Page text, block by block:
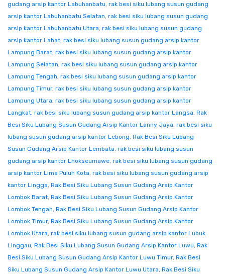
gudang arsip kantor Labuhanbatu, rak besi siku lubang susun gudang
arsip kantor Labuhanbatu Selatan, rak besi siku lubang susun gudang
arsip kantor Labuhanbatu Utara, rak besi siku lubang susun gudang
arsip kantor Lahat, rak besi siku lubang susun gudang arsip kantor
Lampung Barat, rak besi siku lubang susun gudang arsip kantor
Lampung Selatan, rak besi siku lubang susun gudang arsip kantor
Lampung Tengah, rak besi siku lubang susun gudang arsip kantor
Lampung Timur, rak besi siku lubang susun gudang arsip kantor
Lampung Utara, rak besi siku lubang susun gudang arsip kantor
Langkat, rak besi siku lubang susun gudang arsip kantor Langsa, Rak
Besi Siku Lubang Susun Gudang Arsip Kantor Lanny Jaya, rak besi siku
lubang susun gudang arsip kantor Lebong, Rak Besi Siku Lubang
Susun Gudang Arsip Kantor Lembata, rak besi siku lubang susun
gudang arsip kantor Lhokseumawe, rak besi siku lubang susun gudang
arsip kantor Lima Puluh Kota, rak besi siku lubang susun gudang arsip
kantor Lingga, Rak Besi Siku Lubang Susun Gudang Arsip Kantor
Lombok Barat, Rak Besi Siku Lubang Susun Gudang Arsip Kantor
Lombok Tengah, Rak Besi Siku Lubang Susun Gudang Arsip Kantor
Lombok Timur, Rak Besi Siku Lubang Susun Gudang Arsip Kantor
Lombok Utara, rak besi siku lubang susun gudang arsip kantor Lubuk
Linggau, Rak Besi Siku Lubang Susun Gudang Arsip Kantor Luwu, Rak
Besi Siku Lubang Susun Gudang Arsip Kantor Luwu Timur, Rak Besi
Siku Lubang Susun Gudang Arsip Kantor Luwu Utara, Rak Besi Siku